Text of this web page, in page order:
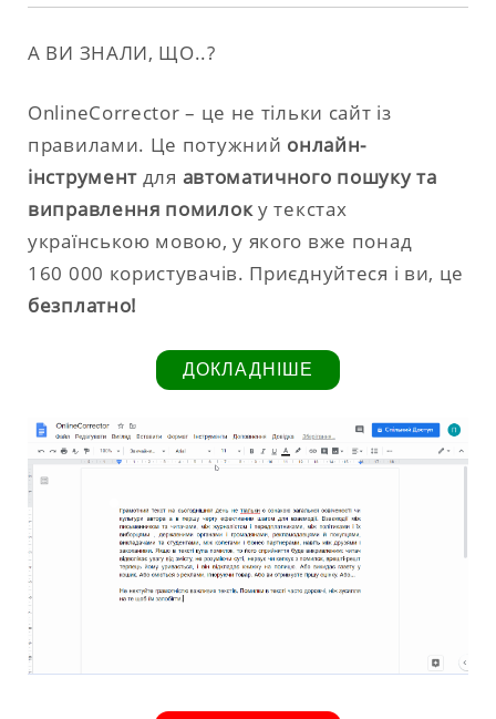
А ВИ ЗНАЛИ, ЩО..?
OnlineCorrector – це не тільки сайт із
правилами. Це потужний онлайн-
інструмент для автоматичного пошуку та
виправлення помилоку текстах
українською мовою, у якого вже понад
160 000 користувачів. Приєднуйтеся і ви, це
безплатно!
ДОКЛАДНІШЕ